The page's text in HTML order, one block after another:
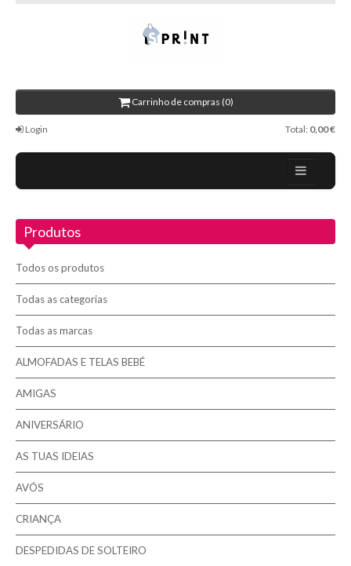
Carrinho de compras (0)
Login Total: 0,00 €
Sobre nós
Promoções
Novidades
Contactos
Pesquisar
Produtos
Todos os produtos
Todas as categorias
Todas as marcas
ALMOFADAS E TELAS BEBÉ
AMIGAS
ANIVERSÁRIO
AS TUAS IDEIAS
AVÓS
CRIANÇA
DESPEDIDAS DE SOLTEIRO